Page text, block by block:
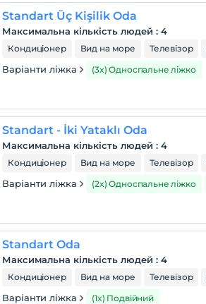
Standart Üç Kişilik Oda
Максимальна кількість людей :4
Кондиціонер Вид на море Телевізор
Варіанти ліжка (3x) Односпальне ліжко
Standart - İki Yataklı Oda
Максимальна кількість людей :4
Кондиціонер Вид на море Телевізор
Варіанти ліжка (2x) Односпальне ліжко
Standart Oda
Максимальна кількість людей :4
Кондиціонер Вид на море Телевізор
Варіанти ліжка (1x) Подвійний